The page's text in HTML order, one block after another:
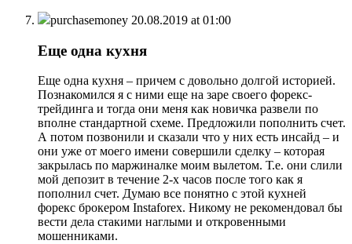
purchasemoney 20.08.2019 at 01:00
Еще одна кухня
Еще одна кухня – причем с довольно долгой историей.
Познакомился я с ними еще на заре своего форекс-
трейдинга и тогда они меня как новичка развели по
вполне стандартной схеме. Предложили пополнить счет.
А потом позвонили и сказали что у них есть инсайд – и
они уже от моего имени совершили сделку – которая
закрылась по маржиналке моим вылетом. Т.е. они слили
мой депозит в течение 2-х часов после того как я
пополнил счет. Думаю все понятно с этой кухней
форекс брокером Instaforex. Никому не рекомендовал бы
вести дела стакими наглыми и откровенными
мошенниками.